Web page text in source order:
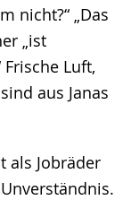
nicht?“ „Das
„ist
Luft,
aus Janas
als Jobräder